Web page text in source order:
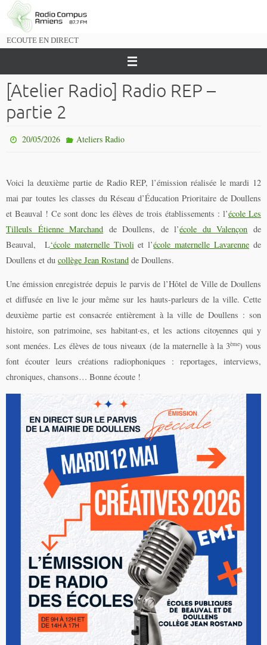
Passer
vers
ECOUTE EN DIRECT
[Atelier Radio] Radio REP –
partie 2
20/05/2026 Ateliers Radio
Voici la deuxième partie de Radio REP, l’émission réalisée le mardi 12
mai par toutes les classes du Réseau d’Éducation Prioritaire de Doullens
et Beauval ! Ce sont donc les élèves de trois établissements : l’école Les
Tilleuls Étienne Marchand de Doullens, de l’école du Valençon de
Beauval, L‘école maternelle Tivoliet l’école maternelle Lavarenne de
Doullens et du collège Jean Rostand de Doullens.
Une émission enregistrée depuis le parvis de l’Hôtel de Ville de Doullens
et diffusée en live le jour même sur les hauts-parleurs de la ville. Cette
deuxième partie est consacrée entièrement à la ville de Doullens : son
histoire, son patrimoine, ses habitant·es, et les actions citoyennes qui y
sont menées. Les élèves de tous niveaux (de la maternelle à la 3ème) vous
font écouter leurs créations radiophoniques : reportages, interviews,
chroniques, chansons… Bonne écoute !